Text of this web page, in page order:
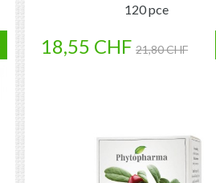
120 pce
18,55 CHF 21,80 CHF